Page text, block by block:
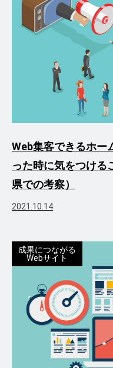
Web集客できるホー
った時に気をつける
県での考察）
2021.10.14
成果につながる
Webサイト